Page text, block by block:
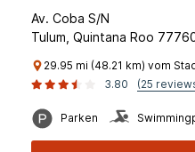
Av. Coba S/N
Tulum, Quintana Roo
29.95 mi (48.21 km) vom
3.80
(25
Parken